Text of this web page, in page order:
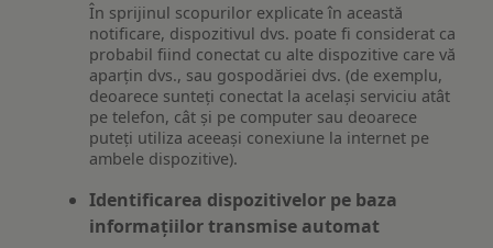
În sprijinul scopurilor explicate în această
notificare, dispozitivul dvs. poate fi considerat ca
probabil fiind conectat cu alte dispozitive care vă
aparțin dvs., sau gospodăriei dvs. (de exemplu,
deoarece sunteți conectat la același serviciu atât
pe telefon, cât și pe computer sau deoarece
puteți utiliza aceeași conexiune la internet pe
ambele dispozitive).
Identificarea dispozitivelor pe baza
informațiilor transmise automat